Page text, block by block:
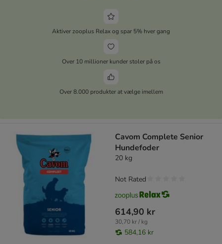
Aktiver zooplus Relax og spar 5% hver gang
Over 10 millioner kunder stoler på os
Over 8.000 produkter at vælge imellem
Cavom Complete Senior
Hundefoder
20 kg
614,90 kr
30,70 kr / kg
584,16 kr
Not Rated